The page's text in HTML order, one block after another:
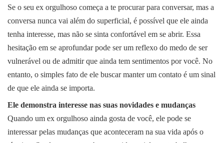
Se o seu ex orgulhoso começa a te procurar para conversar, mas a
conversa nunca vai além do superficial, é possível que ele ainda
tenha interesse, mas não se sinta confortável em se abrir. Essa
hesitação em se aprofundar pode ser um reflexo do medo de ser
vulnerável ou de admitir que ainda tem sentimentos por você. No
entanto, o simples fato de ele buscar manter um contato é um sinal
de que ele ainda se importa.
Ele demonstra interesse nas suas novidades e mudanças
Quando um ex orgulhoso ainda gosta de você, ele pode se
interessar pelas mudanças que aconteceram na sua vida após o